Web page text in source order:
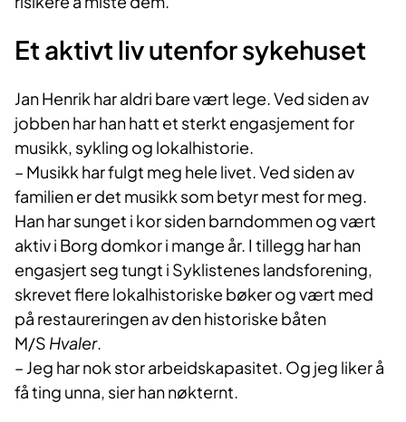
Et aktivt liv utenfor sykehuset
Jan Henrik har aldri bare vært lege. Ved siden av
jobben har han hatt et sterkt engasjement for
musikk, sykling og lokalhistorie.
– Musikk har fulgt meg hele livet. Ved siden av
familien er det musikk som betyr mest for meg.
Han har sunget i kor siden barndommen og vært
aktiv i Borg domkor i mange år. I tillegg har han
engasjert seg tungt i Syklistenes landsforening,
skrevet flere lokalhistoriske bøker og vært med
på restaureringen av den historiske båten
M/S Hvaler.
– Jeg har nok stor arbeidskapasitet. Og jeg liker å
få ting unna, sier han nøkternt.